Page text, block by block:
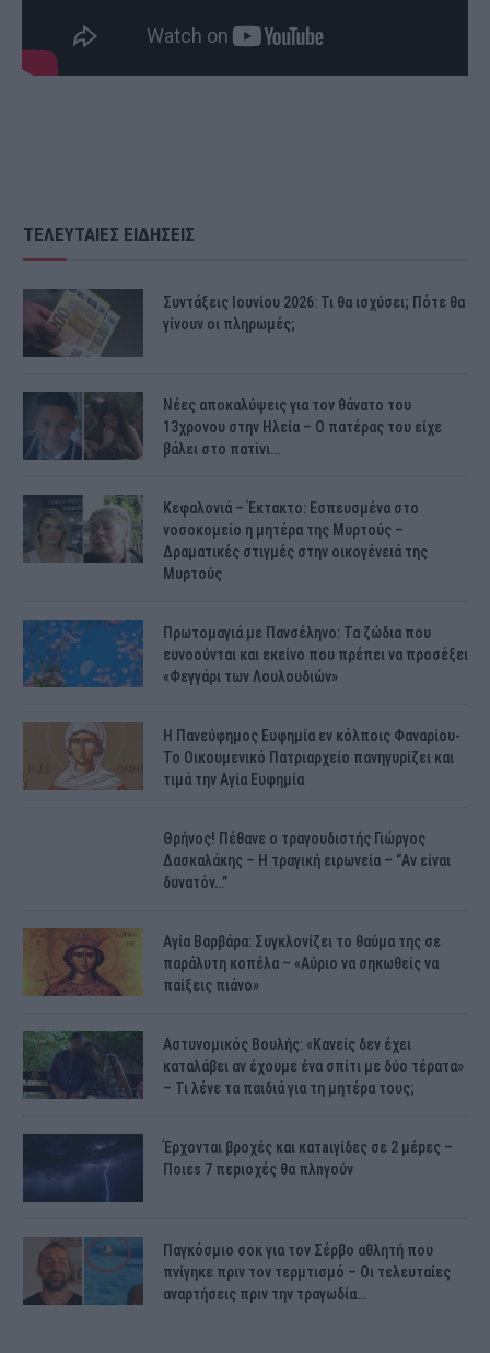
ΤΕΛΕΥΤΑΙΕΣ ΕΙΔΗΣΕΙΣ
Συντάξεις Ιουνίου 2026: Τι θα ισχύσει; Πότε θα
γίνουν οι πληρωμές;
Νέες αποκαλύψεις για τον θάνατο του
13χρονου στην Ηλεία – Ο πατέρας του είχε
βάλει στο πατίνι…
Κεφαλονιά – Έκτακτο: Εσπευσμένα στο
νοσοκομείο η μητέρα της Μυρτούς –
Δραματικές στιγμές στην οικογένειά της
Μυρτούς
Πρωτομαγιά με Πανσέληνο: Τα ζώδια που
ευνοούνται και εκείνο που πρέπει να προσέξει
«Φεγγάρι των Λουλουδιών»
H Πανεύφημος Ευφημία εν κόλποις Φαναρίου-
Το Οικουμενικό Πατριαρχείο πανηγυρίζει και
τιμά την Αγία Ευφημία
Θρήνος! Πέθανε ο τραγουδιστής Γιώργος
Δασκαλάκης – Η τραγική ειρωνεία – “Αν είναι
δυνατόν…”
Αγία Βαρβάρα: Συγκλονίζει το θαύμα της σε
παράλυτη κοπέλα – «Αύριο να σηκωθείς να
παίξεις πιάνο»
Αστυνομικός Bουλής: «Κανείς δεν έχει
καταλάβει αν έχουμε ένα σπίτι με δύο τέρατα»
– Τι λένε τα παιδιά για τη μητέρα τους;
Έρχονται βροχές και κατaιγίδες σε 2 μέpες –
Ποιεs 7 πεpιοχές θα πλnγούν
Παγκόσμιο σοκ για τον Σέρβο αθλητή που
πνίγηκε πριν τον τερμτισμό – Οι τελευταίες
αναρτήσεις πριν την τραγωδία…